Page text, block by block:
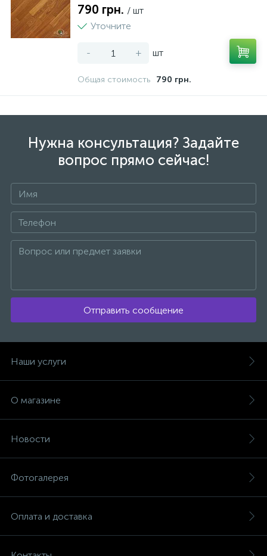
790 грн. / шт
Уточните
- + шт
Общая стоимость 790 грн.
Нужна консультация? Задайте
вопрос прямо сейчас!
Отправить сообщение
Наши услуги
О магазине
Новости
Фотогалерея
Оплата и доставка